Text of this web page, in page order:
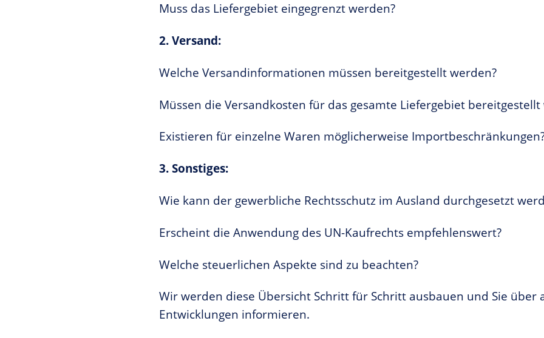
Muss das Liefergebiet eingegrenzt werden?
2. Versand:
Welche Versandinformationen müssen bereitgestellt werden?
Müssen die Versandkosten für das gesamte Liefergebiet bereitgestellt
Existieren für einzelne Waren möglicherweise
3. Sonstiges:
Wie kann der gewerbliche Rechtsschutz im Ausland durchgesetzt
Erscheint die Anwendung des UN-Kaufrechts empfehlenswert?
Welche steuerlichen Aspekte sind zu beachten?
Wir werden diese Übersicht Schritt für Schritt ausbauen und Sie über
Entwicklungen informieren.